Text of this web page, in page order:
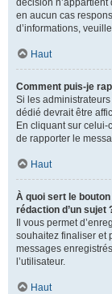
décision n’appartient
en aucun cas
d’informations,
Haut
Comment puis-je
Si les
dédié devrait être
En cliquant sur celui-
de rapporter le
Haut
À quoi sert le
rédaction d’un sujet
Il vous permet
souhaitez finaliser et
messages
l’utilisateur.
Haut